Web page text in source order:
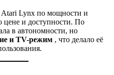
Atari Lynx по мощности и
цене и доступности. По
в автономности, но
и TV-режим , что делало её